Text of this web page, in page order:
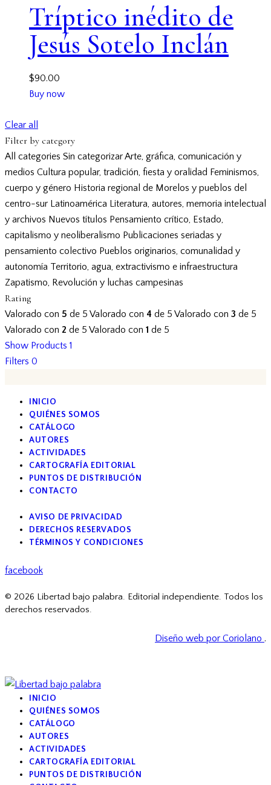
Tríptico inédito de
Jesús Sotelo Inclán
$90.00
Buy now
Clear all
Filter by category
All categories Sin categorizarArte, gráfica, comunicación y
medios Cultura popular, tradición, fiesta y oralidad Feminismos,
cuerpo y género Historia regional de Morelos y pueblos del
centro-sur Latinoamérica Literatura, autores, memoria intelectual
y archivos Nuevos títulos Pensamiento crítico, Estado,
capitalismo y neoliberalismo Publicaciones seriadas y
pensamiento colectivo Pueblos originarios, comunalidad y
autonomía Territorio, agua, extractivismo e infraestructura
Zapatismo, Revolución y luchas campesinas
Rating
Valorado con 5 de 5 Valorado con 4 de 5 Valorado con 3 de 5
Valorado con 2 de 5 Valorado con 1 de 5
Show Products 1
Filters 0
INICIO
QUIÉNES SOMOS
CATÁLOGO
AUTORES
ACTIVIDADES
CARTOGRAFÍA EDITORIAL
PUNTOS DE DISTRIBUCIÓN
CONTACTO
AVISO DE PRIVACIDAD
DERECHOS RESERVADOS
TÉRMINOS Y CONDICIONES
facebook
© 2026 Libertad bajo palabra. Editorial independiente. Todos los
derechos reservados.
Diseño web por Coriolano .
INICIO
QUIÉNES SOMOS
CATÁLOGO
AUTORES
ACTIVIDADES
CARTOGRAFÍA EDITORIAL
PUNTOS DE DISTRIBUCIÓN